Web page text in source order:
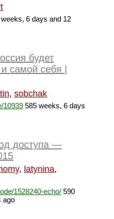
6 days and 12
будет
самой себя |
, sobchak
10939 585 weeks, 6 days
доступа —
, latynina,
1528240-echo/ 590
ago